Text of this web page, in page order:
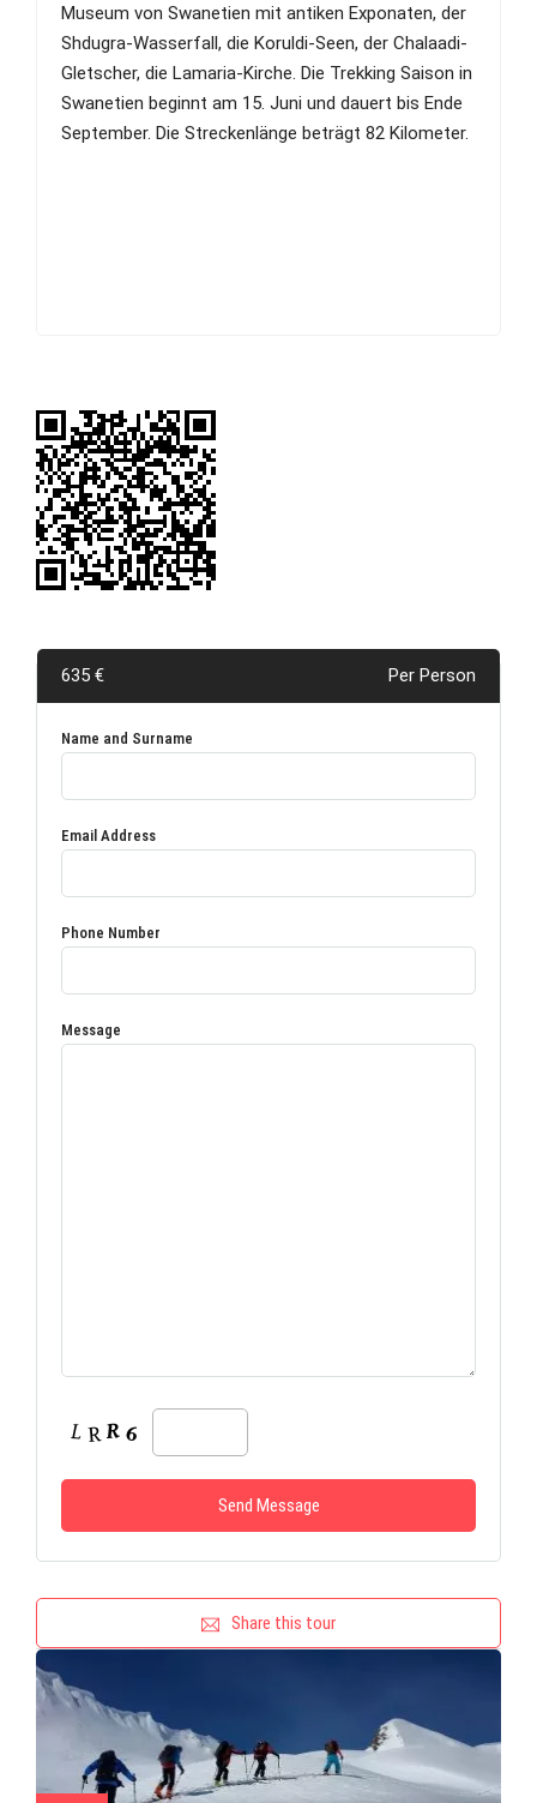
Museum von Swanetien mit antiken Exponaten, der
Shdugra-Wasserfall, die Koruldi-Seen, der Chalaadi-
Gletscher, die Lamaria-Kirche. Die Trekking Saison in
Swanetien beginnt am 15. Juni und dauert bis Ende
September. Die Streckenlänge beträgt 82 Kilometer.
635 € Per Person
Name and Surname
Email Address
Phone Number
Message
Share this tour